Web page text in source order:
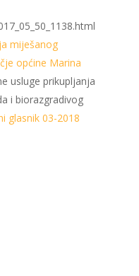
miješanog
općine Marina
usluge prikupljanja
i biorazgradivog
glasnik 03-2018